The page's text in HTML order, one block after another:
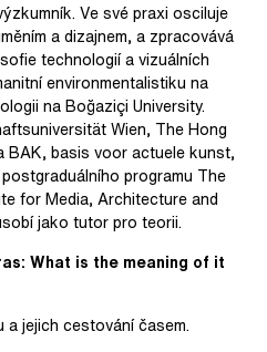
Ve své praxi osciluje
a dizajnem, a zpracovává
technologií a vizuálních
environmentalistiku na
na Boğaziçi University.
Wien, The Hong
BAK, basis voor actuele kunst,
programu The
for Media, Architecture and
jako tutor pro teorii.
What is the meaning of it
jejich cestování časem.